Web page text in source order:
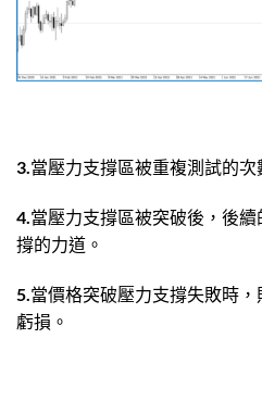
3.當壓力支撐區被重複測試的
4.當壓力支撐區被突破後，後
撐的力道。
5.當價格突破壓力支撐失敗時
虧損。